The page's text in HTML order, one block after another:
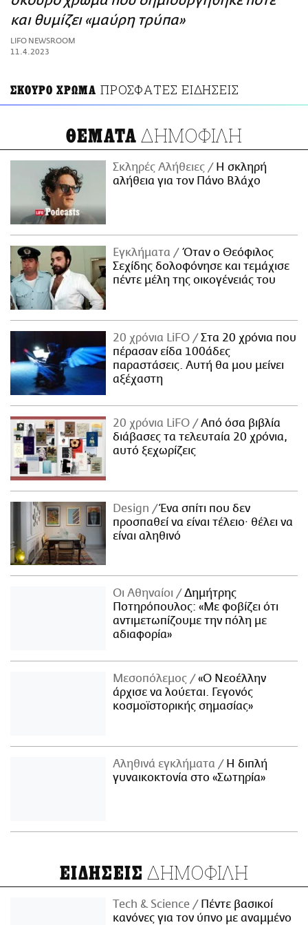
ΑΜΠΑ
PRINT
και θυμίζει «μαύρη τρύπα»
LIFO NEWSROOM
11.4.2023
ΣΚΟΥΡΟ ΧΡΩΜΑ ΠΡΟΣΦΑΤΕΣ ΕΙΔΗΣΕΙΣ
ΘΕΜΑΤΑ ΔΗΜΟΦΙΛΗ
Σκληρές Αλήθειες
H σκληρή
αλήθεια για τον Πάνο Βλάχο
Εγκλήματα
Όταν ο Θεόφιλος
Σεχίδης δολοφόνησε και τεμάχισε
πέντε μέλη της οικογένειάς του
20 χρόνια LiFO
Στα 20 χρόνια που
πέρασαν είδα 100άδες
παραστάσεις. Αυτή θα μου μείνει
αξέχαστη
20 χρόνια LiFO
Από όσα βιβλία
διάβασες τα τελευταία 20 χρόνια,
αυτό ξεχωρίζεις
Design
Ένα σπίτι που δεν
προσπαθεί να είναι τέλειο· θέλει να
είναι αληθινό
Οι Αθηναίοι
Δημήτρης
Ποτηρόπουλος: «Με φοβίζει ότι
αντιμετωπίζουμε την πόλη με
αδιαφορία»
Μεσοπόλεμος
«Ο Νεοέλλην
άρχισε να λούεται. Γεγονός
κοσμοϊστορικής σημασίας»
Αληθινά εγκλήματα
Η διπλή
γυναικοκτονία στο «Σωτηρία»
ΕΙΔΗΣΕΙΣ ΔΗΜΟΦΙΛΗ
Τech & Science
Πέντε βασικοί
κανόνες για τον ύπνο με αναμμένο